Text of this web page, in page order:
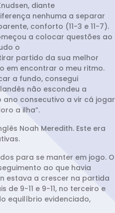
diante
nenhuma a separar
conforto (11-3 e 11-7).
a colocar questões ao
o
partido da sua melhor
em encontrar o meu ritmo.
a fundo, consegui
não escondeu a
ano consecutivo a vir cá jogar
a ilha”.
Noah Meredith. Este era
para se manter em jogo. O
ao que havia
estava a crescer na partida
9-11 e 9-11, no terceiro e
equilíbrio evidenciado,